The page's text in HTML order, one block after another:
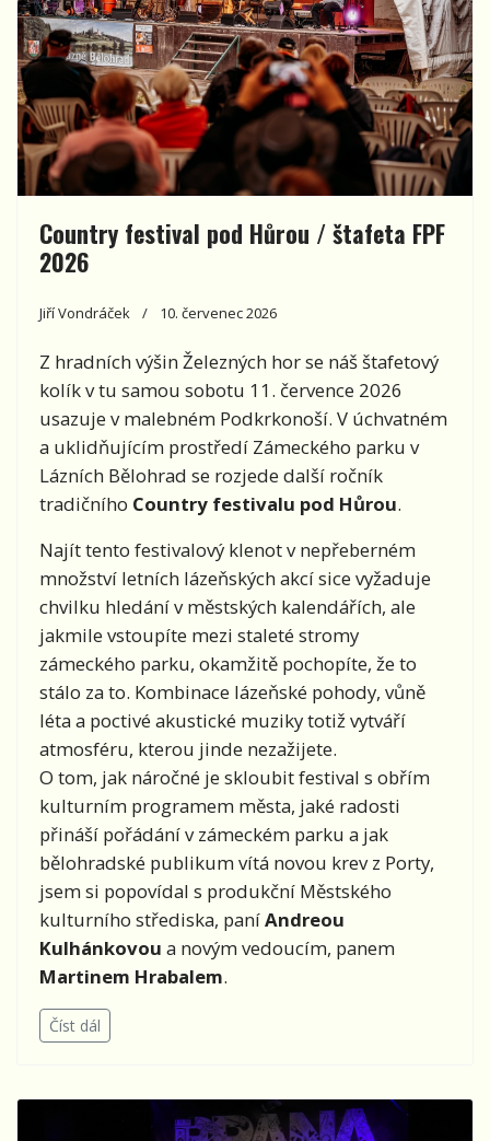
Country festival pod Hůrou / štafeta FPF
2026
Jiří Vondráček 10. červenec 2026
Z hradních výšin Železných hor se náš štafetový
kolík v tu samou sobotu 11. července 2026
usazuje v malebném Podkrkonoší. V úchvatném
a uklidňujícím prostředí Zámeckého parku v
Lázních Bělohrad se rozjede další ročník
tradičního Country festivalu pod Hůrou.
Najít tento festivalový klenot v nepřeberném
množství letních lázeňských akcí sice vyžaduje
chvilku hledání v městských kalendářích, ale
jakmile vstoupíte mezi staleté stromy
zámeckého parku, okamžitě pochopíte, že to
stálo za to. Kombinace lázeňské pohody, vůně
léta a poctivé akustické muziky totiž vytváří
atmosféru, kterou jinde nezažijete.
O tom, jak náročné je skloubit festival s obřím
kulturním programem města, jaké radosti
přináší pořádání v zámeckém parku a jak
bělohradské publikum vítá novou krev z Porty,
jsem si popovídal s produkční Městského
kulturního střediska, paníAndreou
Kulhánkovou a novým vedoucím, panem
Martinem Hrabalem.
Číst dál